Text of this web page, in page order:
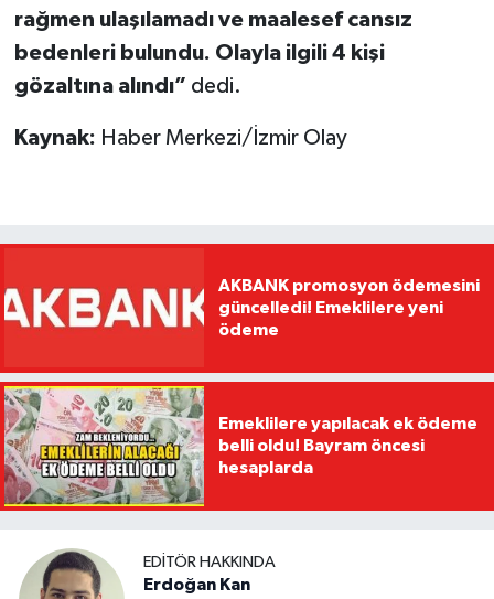
rağmen ulaşılamadı ve maalesef cansız
bedenleri bulundu. Olayla ilgili 4 kişi
gözaltına alındı” dedi.
Kaynak: Haber Merkezi/İzmir Olay
AKBANK promosyon ödemesini
güncelledi! Emeklilere yeni
ödeme
Emeklilere yapılacak ek ödeme
belli oldu! Bayram öncesi
hesaplarda
EDITÖR HAKKINDA
Erdoğan Kan